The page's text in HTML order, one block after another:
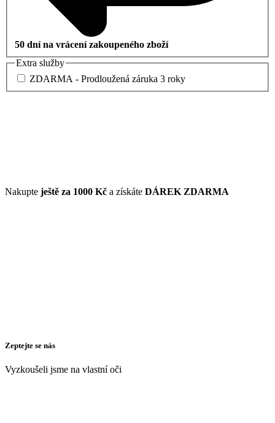
50 dní na vrácení zakoupeného zboží
Extra služby
ZDARMA - Prodloužená záruka 3 roky
Nakupte ještě za 1000 Kč a získáte DÁREK ZDARMA
Zeptejte se nás
Vyzkoušeli jsme na vlastní oči